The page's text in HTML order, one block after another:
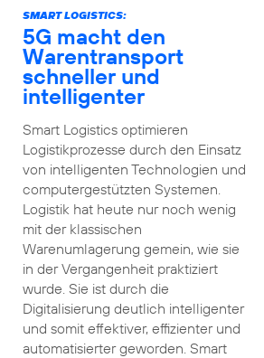
SMART LOGISTICS:
5G macht den
Warentransport
schneller und
intelligenter
Smart Logistics optimieren
Logistikprozesse durch den Einsatz
von intelligenten Technologien und
computergestützten Systemen.
Logistik hat heute nur noch wenig
mit der klassischen
Warenumlagerung gemein, wie sie
in der Vergangenheit praktiziert
wurde. Sie ist durch die
Digitalisierung deutlich intelligenter
und somit effektiver, effizienter und
automatisierter geworden. Smart